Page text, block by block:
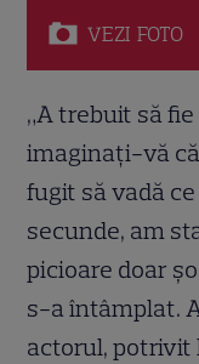
VEZI FOTO
„A trebuit să fie
imaginați-vă
fugit să vadă
secunde, am
picioare doar
s-a întâmplat.
actorul, potrivit